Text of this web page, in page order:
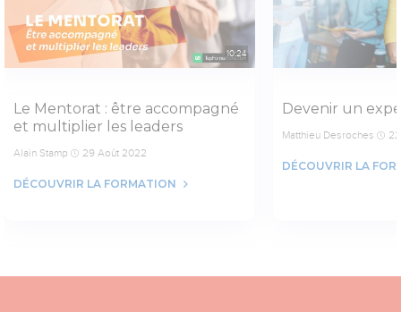
10:24
Le Mentorat : être accompagné
et multiplier les leaders
Alain Stamp 29 Août 2022
DÉCOUVRIR LA FORMATION
Devenir un
Matthieu Desroches
DÉCOUVRIR LA